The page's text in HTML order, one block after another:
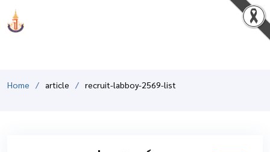
Home article recruit-labboy-2569-list